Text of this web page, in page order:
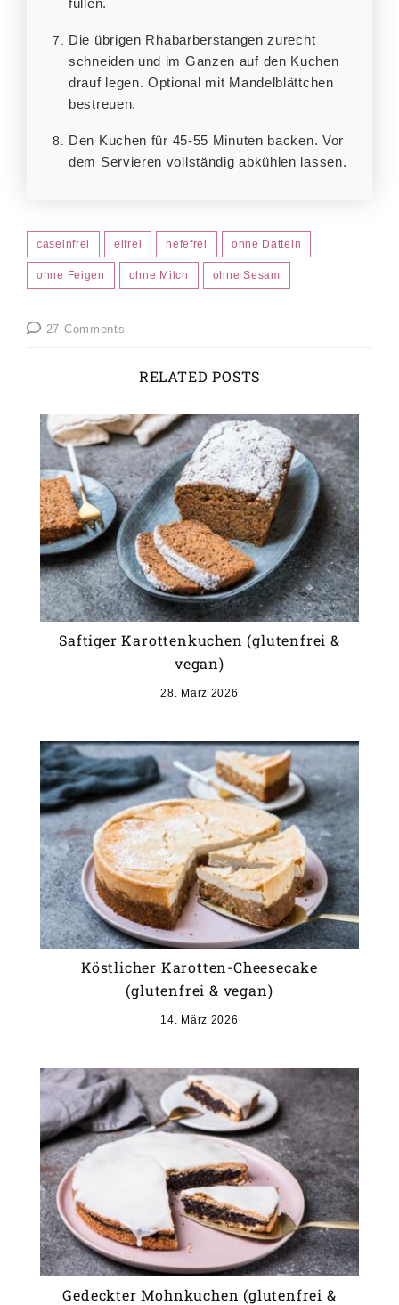
füllen.
Die übrigen Rhabarberstangen zurecht
schneiden und im Ganzen auf den Kuchen
drauf legen. Optional mit Mandelblättchen
bestreuen.
Den Kuchen für 45-55 Minuten backen. Vor
dem Servieren vollständig abkühlen lassen.
caseinfrei eifrei hefefrei ohne Datteln
ohne Feigen ohne Milch ohne Sesam
27 Comments
RELATED POSTS
Saftiger Karottenkuchen (glutenfrei &
vegan)
28. März 2026
Köstlicher Karotten-Cheesecake
(glutenfrei & vegan)
14. März 2026
Gedeckter Mohnkuchen (glutenfrei &